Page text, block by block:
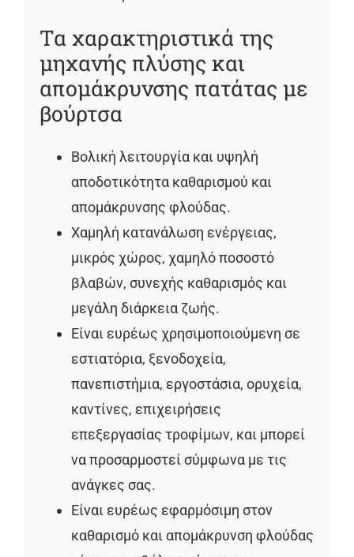
Τα χαρακτηριστικά της
μηχανής πλύσης και
απομάκρυνσης πατάτας με
βούρτσα
Βολική λειτουργία και υψηλή
αποδοτικότητα καθαρισμού και
απομάκρυνσης φλούδας.
Χαμηλή κατανάλωση ενέργειας,
μικρός χώρος, χαμηλό ποσοστό
βλαβών, συνεχής καθαρισμός και
μεγάλη διάρκεια ζωής.
Είναι ευρέως χρησιμοποιούμενη σε
εστιατόρια, ξενοδοχεία,
πανεπιστήμια, εργοστάσια, ορυχεία,
καντίνες, επιχειρήσεις
επεξεργασίας τροφίμων, και μπορεί
να προσαρμοστεί σύμφωνα με τις
ανάγκες σας.
Είναι ευρέως εφαρμόσιμη στον
καθαρισμό και απομάκρυνση φλούδας